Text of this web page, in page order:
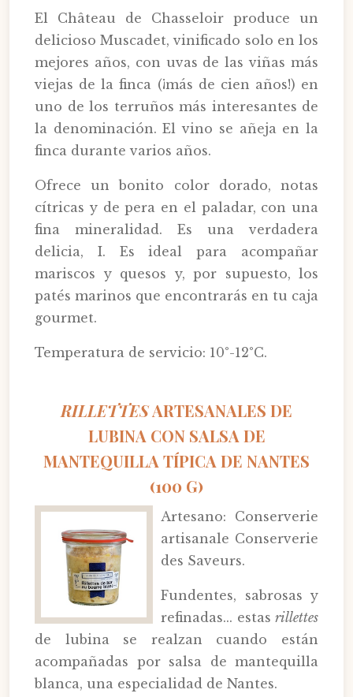
El Château de Chasseloir produce un
delicioso Muscadet, vinificado solo en los
mejores años, con uvas de las viñas más
viejas de la finca (¡más de cien años!) en
uno de los terruños más interesantes de
la denominación. El vino se añeja en la
finca durante varios años.
Ofrece un bonito color dorado, notas
cítricas y de pera en el paladar, con una
fina mineralidad. Es una verdadera
delicia, I. Es ideal para acompañar
mariscos y quesos y, por supuesto, los
patés marinos que encontrarás en tu caja
gourmet.
Temperatura de servicio: 10°-12°C.
RILLETTESARTESANALES DE
LUBINA CON SALSA DE
MANTEQUILLA TÍPICA DE NANTES
(100 G)
Artesano: Conserverie
artisanale Conserverie
des Saveurs.
Fundentes, sabrosas y
refinadas... estas rillettes
de lubina se realzan cuando están
acompañadas por salsa de mantequilla
blanca, una especialidad de Nantes.